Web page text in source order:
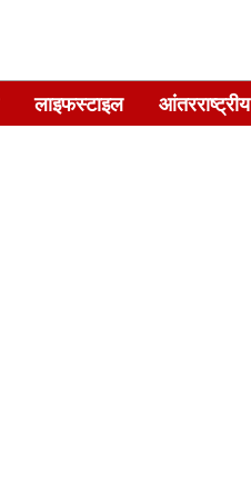
लाइफस्टाइल आंतरराष्ट्रीय